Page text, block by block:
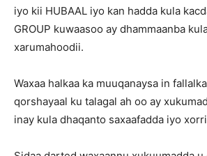
iyo kii HUBAAL iyo kan hadda kula
GROUP kuwaasoo ay dhammaanba
xarumahoodii.
Waxaa halkaa ka muuqanaysa in
qorshayaal ku talagal ah oo ay
inay kula dhaqanto saxaafadda iyo